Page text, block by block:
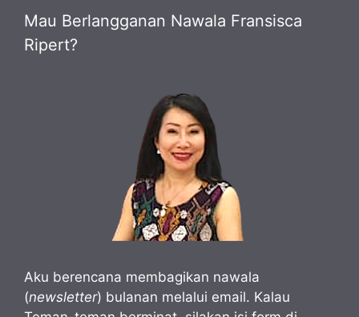
Mau Berlangganan Nawala Fransisca
Ripert?
Aku berencana membagikan nawala
(newsletter) bulanan melalui email. Kalau